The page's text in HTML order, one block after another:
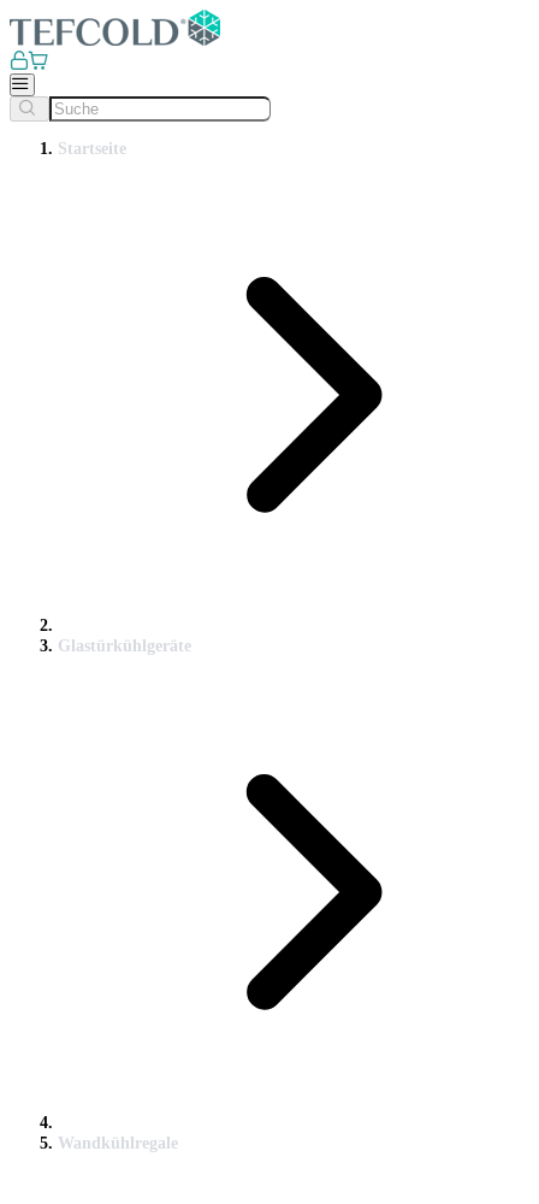
Startseite
Glastürkühlgeräte
Wandkühlregale